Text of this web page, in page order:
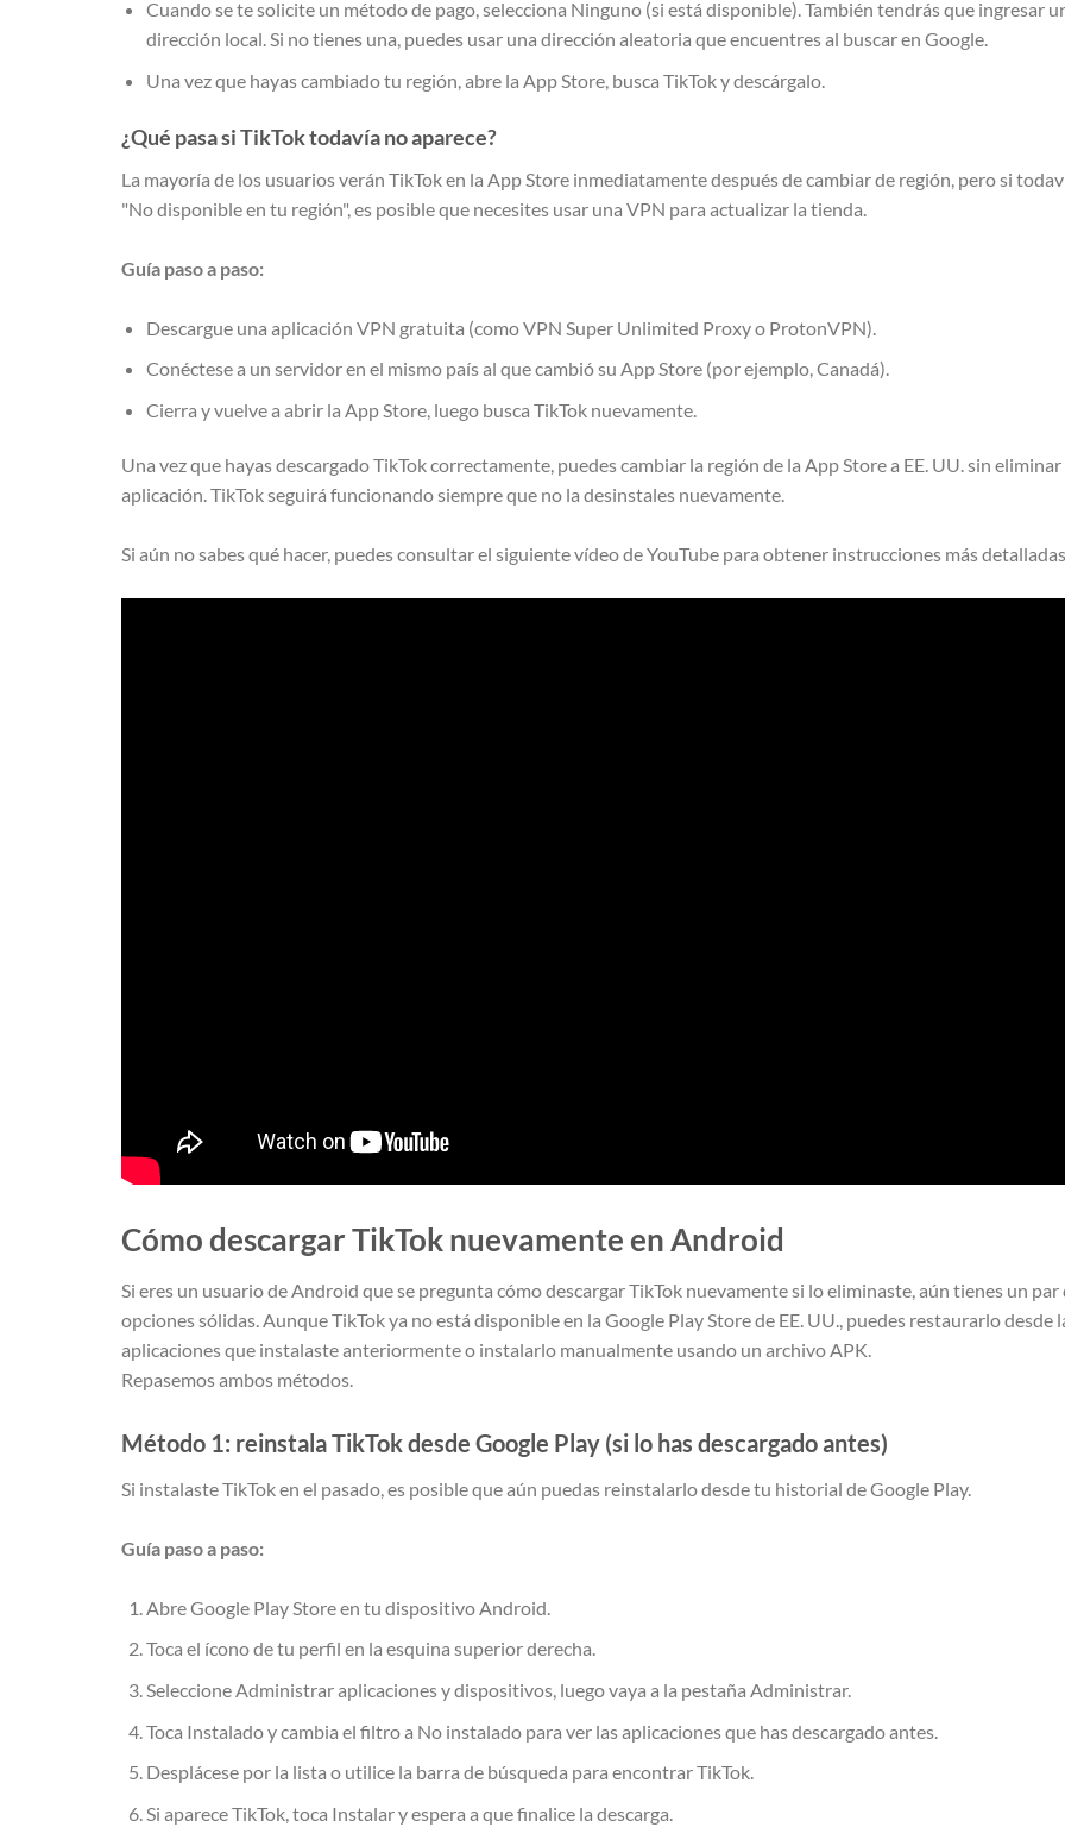
Cuando se te solicite un método de pago, selecciona Ninguno (si está disponible). También tendrás que ingresar
dirección local. Si no tienes una, puedes usar una dirección aleatoria que encuentres al buscar en Google.
Una vez que hayas cambiado tu región, abre la App Store, busca TikTok y descárgalo.
¿Qué pasa si TikTok todavía no aparece?
La mayoría de los usuarios verán TikTok en la App Store inmediatamente después de cambiar de región, pero si
"No disponible en tu región", es posible que necesites usar una VPN para actualizar la tienda.
Guía paso a paso:
Descargue una aplicación VPN gratuita (como VPN Super Unlimited Proxy o ProtonVPN).
Conéctese a un servidor en el mismo país al que cambió su App Store (por ejemplo, Canadá).
Cierra y vuelve a abrir la App Store, luego busca TikTok nuevamente.
Una vez que hayas descargado TikTok correctamente, puedes cambiar la región de la App Store a EE. UU. sin eliminar
aplicación. TikTok seguirá funcionando siempre que no la desinstales nuevamente.
Si aún no sabes qué hacer, puedes consultar el siguiente vídeo de YouTube para obtener instrucciones más
Cómo descargar TikTok nuevamente en Android
Si eres un usuario de Android que se pregunta cómo descargar TikTok nuevamente si lo eliminaste, aún tienes un par
opciones sólidas. Aunque TikTok ya no está disponible en la Google Play Store de EE. UU., puedes restaurarlo desde
aplicaciones que instalaste anteriormente o instalarlo manualmente usando un archivo APK.
Repasemos ambos métodos.
Método 1: reinstala TikTok desde Google Play (si lo has descargado antes)
Si instalaste TikTok en el pasado, es posible que aún puedas reinstalarlo desde tu historial de Google Play.
Guía paso a paso:
Abre Google Play Store en tu dispositivo Android.
Toca el ícono de tu perfil en la esquina superior derecha.
Seleccione Administrar aplicaciones y dispositivos, luego vaya a la pestaña Administrar.
Toca Instalado y cambia el filtro a No instalado para ver las aplicaciones que has descargado antes.
Desplácese por la lista o utilice la barra de búsqueda para encontrar TikTok.
Si aparece TikTok, toca Instalar y espera a que finalice la descarga.